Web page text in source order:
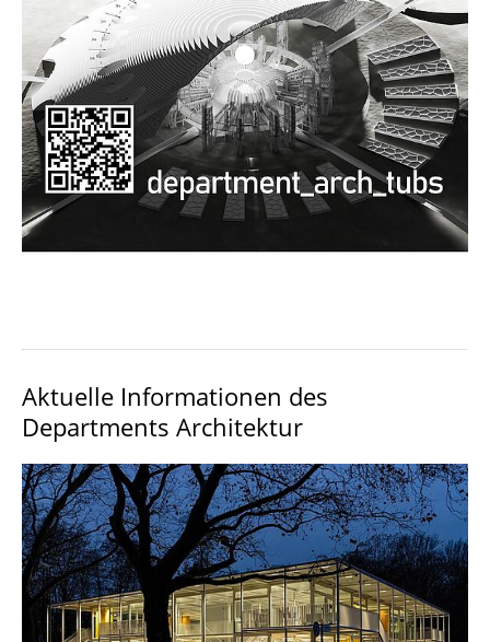
Dokumente und Downloads
Aktuelle Informationen des
Departments Architektur